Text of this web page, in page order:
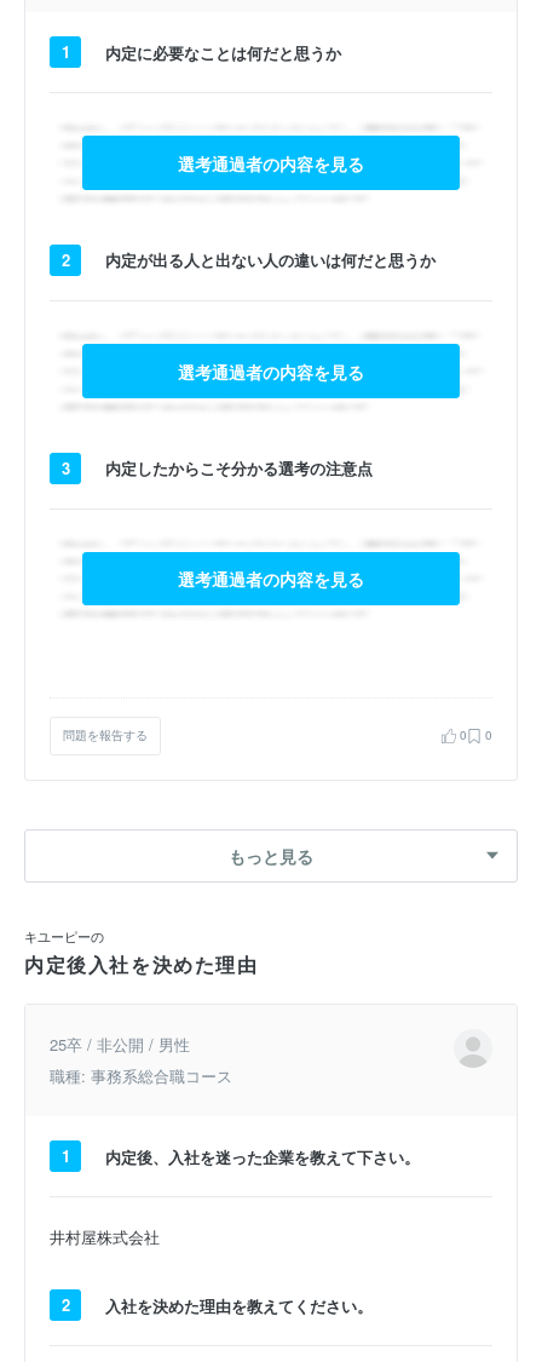
1 内定に必要なことは何だと思うか
選考通過者の内容を見る
2 内定が出る人と出ない人の違いは何だと思うか
選考通過者の内容を見る
3 内定したからこそ分かる選考の注意点
選考通過者の内容を見る
問題を報告する 0 0
もっと見る
キユーピーの
内定後入社を決めた理由
25卒 / 非公開 / 男性
職種: 事務系総合職コース
1 内定後、入社を迷った企業を教えて下さい。
井村屋株式会社
2 入社を決めた理由を教えてください。